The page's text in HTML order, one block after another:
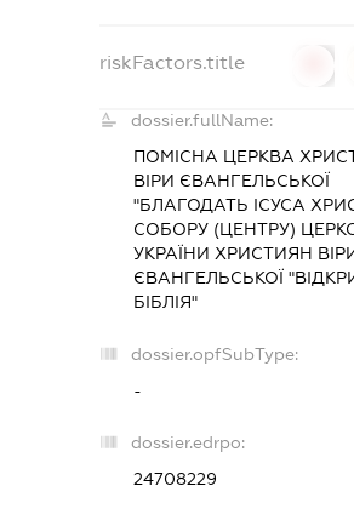
riskFactors.title
dossier.fullName:
ПОМІСНА ЦЕРКВА
ВІРИ ЄВАНГЕЛЬСЬКОЇ
"БЛАГОДАТЬ ІСУСА
СОБОРУ (ЦЕНТРУ)
УКРАЇНИ ХРИСТИЯН
ЄВАНГЕЛЬСЬКОЇ
БІБЛІЯ"
dossier.opfSubType:
-
dossier.edrpo:
24708229